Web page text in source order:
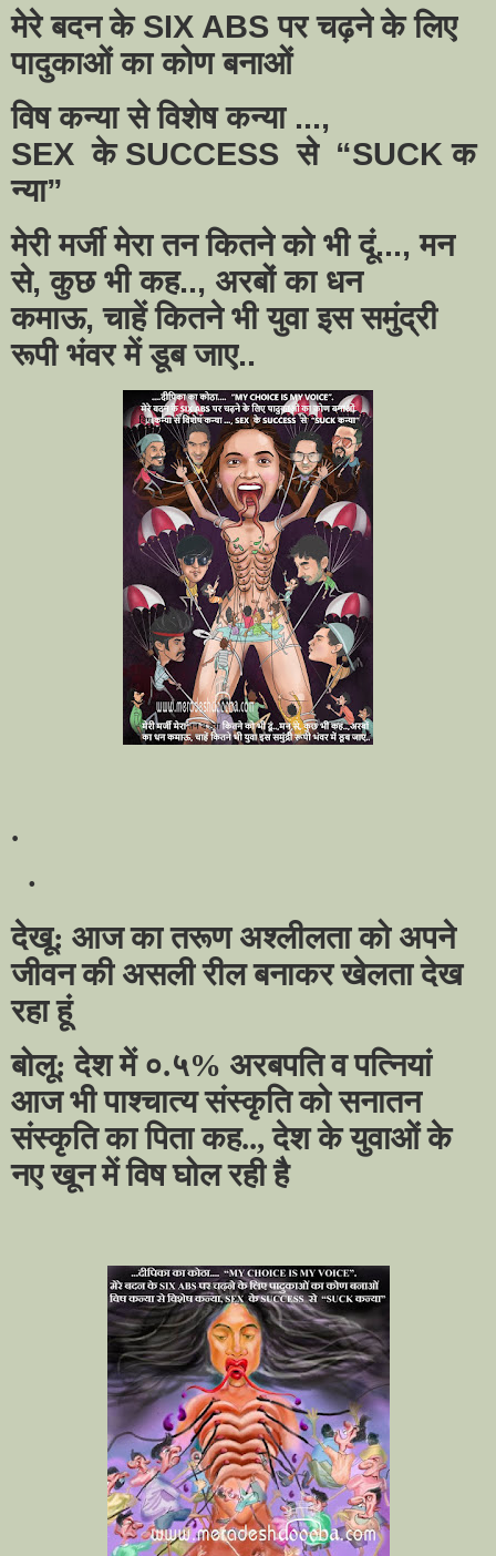
मेरे बदन के SIX ABSपर चढ़ने के लिए
पादुकाओं का कोण बनाओं
विष कन्या से विशेष कन्या ...,
SEXके SUCCESSसे “SUCKक
न्या”
मेरी मर्जी मेरा तन कितने को भी दूं...,मन
से,कुछ भी कह.., अरबों का धन
कमाऊ,चाहें कितने भी युवा इस समुंद्री
रूपी भंवर में डूब जाए..
.
·
देखू: आज का तरूण अश्लीलता को अपने
जीवन की असली रील बनाकर खेलता देख
रहा हूं
बोलू: देश में ०.५% अरबपति व पत्नियां
आज भी पाश्चात्य संस्कृति को सनातन
संस्कृति का पिता कह..,देश के युवाओं के
नए खून में विष घोल रही है